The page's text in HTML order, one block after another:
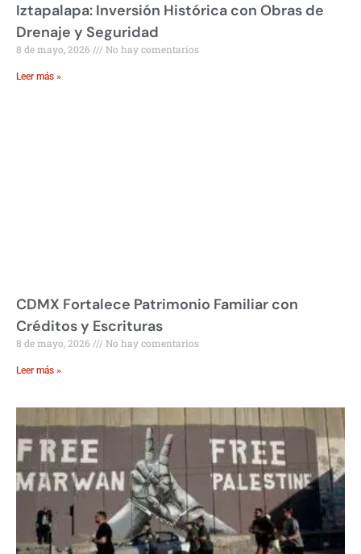
Iztapalapa: Inversión Histórica con Obras de
Drenaje y Seguridad
8 de mayo, 2026 No hay comentarios
Leer más »
CDMX Fortalece Patrimonio Familiar con
Créditos y Escrituras
8 de mayo, 2026 No hay comentarios
Leer más »